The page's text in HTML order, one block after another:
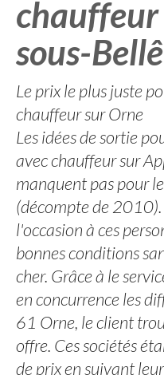
sous-
Le prix le plus juste
chauffeur sur Orne
Les idées de sortie
avec chauffeur sur
manquent pas pour
(décompte de 2010).
l'occasion à ces
bonnes conditions
cher. Grâce à le
en concurrence les
61 Orne, le client
offre. Ces sociétés
de prix en suivant